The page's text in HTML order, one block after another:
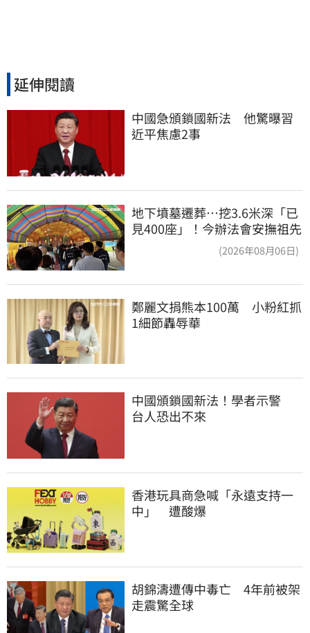
延伸閱讀
中國急頒鎖國新法　他驚曝習
近平焦慮2事
地下墳墓遷葬…挖3.6米深「已
見400座」！今辦法會安撫祖先
(2026年08月06日)
鄭麗文捐熊本100萬　小粉紅抓
1細節轟辱華
中國頒鎖國新法！學者示警
台人恐出不來
香港玩具商急喊「永遠支持一
中」　遭酸爆
胡錦濤遭傳中毒亡　4年前被架
走震驚全球